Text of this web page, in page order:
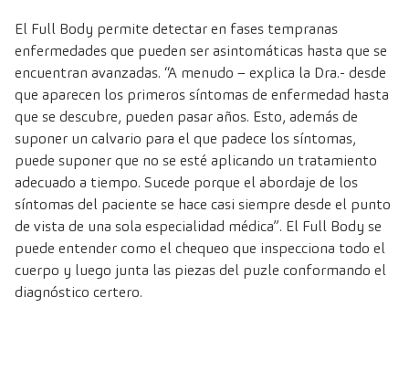
El Full Body permite detectar en fases tempranas
enfermedades que pueden ser asintomáticas hasta que se
encuentran avanzadas. “A menudo – explica la Dra.- desde
que aparecen los primeros síntomas de enfermedad hasta
que se descubre, pueden pasar años. Esto, además de
suponer un calvario para el que padece los síntomas,
puede suponer que no se esté aplicando un tratamiento
adecuado a tiempo. Sucede porque el abordaje de los
síntomas del paciente se hace casi siempre desde el punto
de vista de una sola especialidad médica”. El Full Body se
puede entender como el chequeo que inspecciona todo el
cuerpo y luego junta las piezas del puzle conformando el
diagnóstico certero.